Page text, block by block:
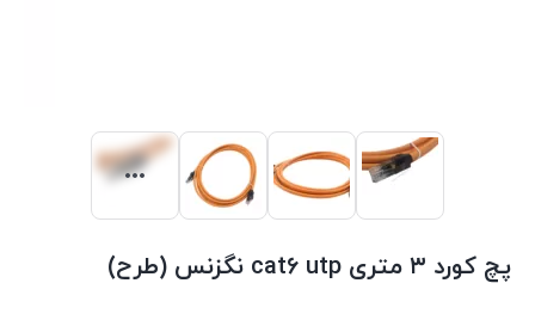
پچ کورد ۳ متری cat6 utp نگزنس (طرح)